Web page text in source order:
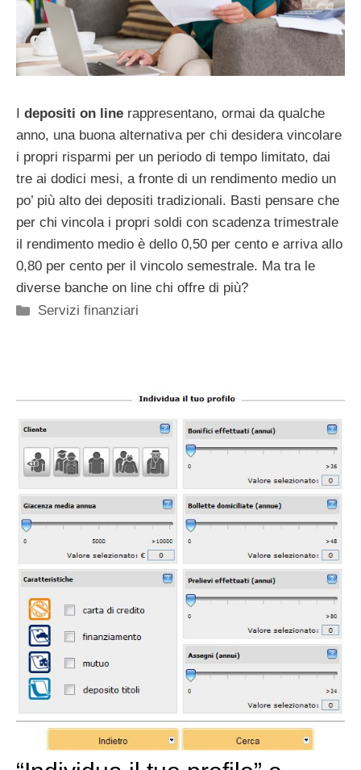
depositi on line rappresentano, ormai da qualche
anno, una buona alternativa per chi desidera vincolare
i propri risparmi per un periodo di tempo limitato, dai
tre ai dodici mesi, a fronte di un rendimento medio un
po’ più alto dei depositi tradizionali. Basti pensare che
per chi vincola i propri soldi con scadenza trimestrale
il rendimento medio è dello 0,50 per cento e arriva allo
0,80 per cento per il vincolo semestrale. Ma tra le
diverse banche on line chi offre di più?
Categorie
Servizi finanziari